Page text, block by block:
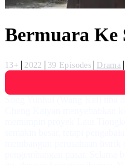
Bermuara Ke
13+ 2022 39 Episodes Drama